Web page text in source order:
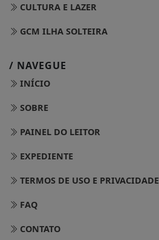
CULTURA E LAZER
GCM ILHA SOLTEIRA
/ NAVEGUE
INÍCIO
SOBRE
PAINEL DO LEITOR
EXPEDIENTE
TERMOS DE USO E PRIVACIDADE
FAQ
CONTATO